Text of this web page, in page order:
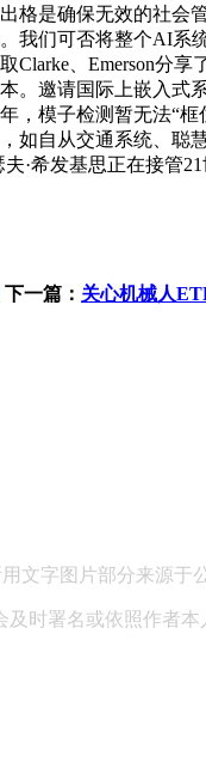
格是确保无效的社
我们可否将整个AI系
、Emerson分
。邀请国际上嵌入
，模子检测暂无法“
如自从交通系统、
·希发基思正在接管
下一篇： 关心机械人
文字图片部分来源于
及时署名或依照作者本